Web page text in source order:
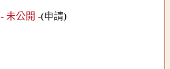
- 未公開 -(申請)